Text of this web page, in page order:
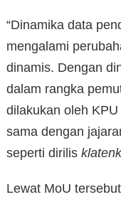
“Dinamika data
mengalami
dinamis. Dengan
dalam rangka
dilakukan oleh
sama dengan
seperti dirilis
Lewat MoU